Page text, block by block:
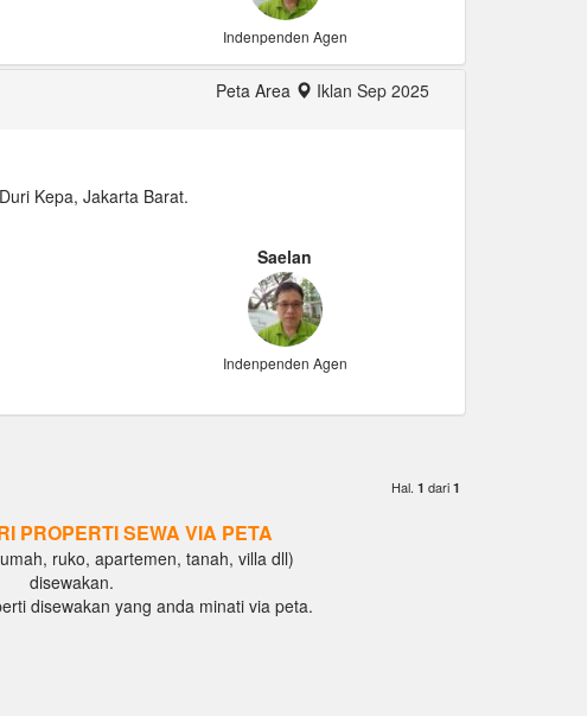
Indenpenden Agen
Peta Area Iklan Sep 2025
Kepa, Jakarta Barat.
Saelan
Indenpenden Agen
Hal. 1 dari 1
PROPERTI SEWA VIA PETA
ruko, apartemen, tanah, villa dll)
disewakan.
disewakan yang anda minati via peta.